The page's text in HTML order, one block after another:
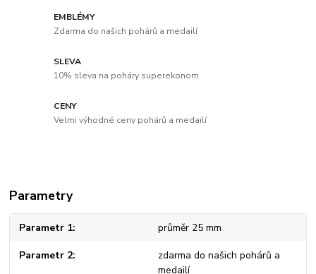
EMBLÉMY
Zdarma do našich pohárů a medailí
SLEVA
10% sleva na poháry superekonom
CENY
Velmi výhodné ceny pohárů a medailí
Parametry
Parametr 1 průměr 25 mm
Parametr 2
zdarma do našich pohárů a
medailí